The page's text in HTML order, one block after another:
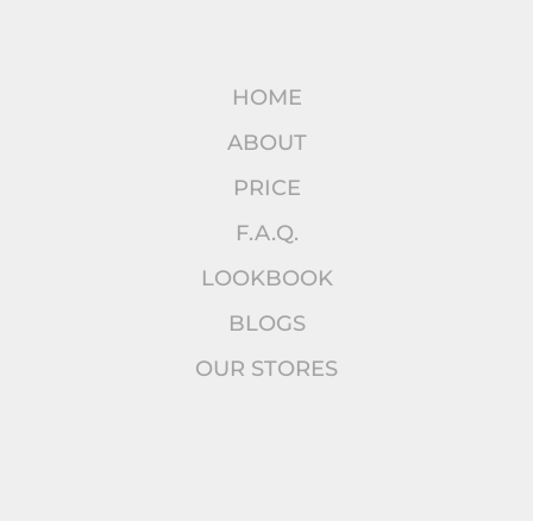
HOME
ABOUT
PRICE
F.A.Q.
LOOKBOOK
BLOGS
OUR STORES